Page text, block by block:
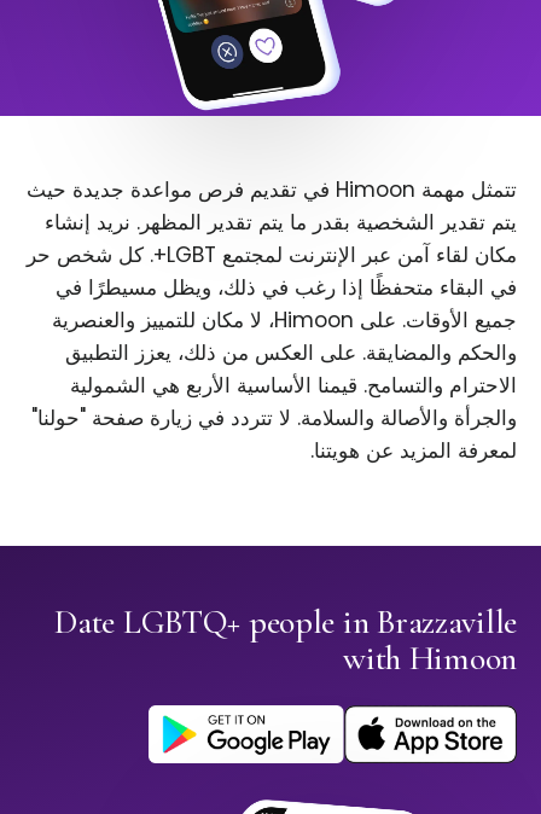
تتمثل مهمة Himoon في تقديم فرص مواعدة جديدة حيث
يتم تقدير الشخصية بقدر ما يتم تقدير المظهر. نريد إنشاء
مكان لقاء آمن عبر الإنترنت لمجتمع LGBT+. كل شخص حر
في البقاء متحفظًا إذا رغب في ذلك، ويظل مسيطرًا في
جميع الأوقات. على Himoon، لا مكان للتمييز والعنصرية
والحكم والمضايقة. على العكس من ذلك، يعزز التطبيق
الاحترام والتسامح. قيمنا الأساسية الأربع هي الشمولية
والجرأة والأصالة والسلامة. لا تتردد في زيارة صفحة "حولنا"
لمعرفة المزيد عن هويتنا.
Date LGBTQ+ people in Brazzaville
with Himoon